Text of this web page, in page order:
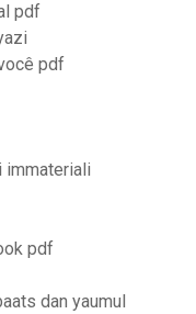
pdf
pdf
immateriali
pdf
dan yaumul